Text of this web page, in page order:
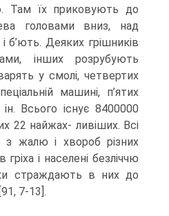
Там їх приковують до
головами вниз, над
б’ють. Деяких грішників
інших розрубують
у смолі, четвертих
машині, п’ятих
Всього існує 8400000
22 найжах- ливіших. Всі
з жалю і хвороб різних
гріха і населені безліччю
страждають в них до
7-13].